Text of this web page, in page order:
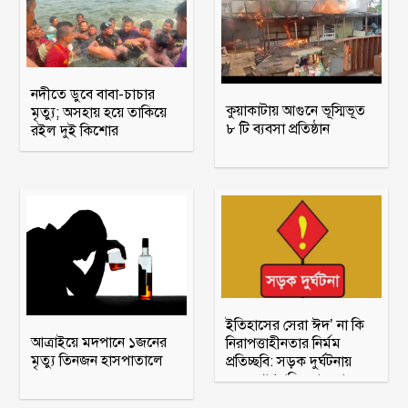
নদীতে ডুবে বাবা-চাচার
মৃত্যু; অসহায় হয়ে তাকিয়ে
রইল দুই কিশোর
কুয়াকাটায় আগুনে ভূস্মিভূত
৮ টি ব্যবসা প্রতিষ্ঠান
আত্রাইয়ে মদপানে ১জনের
মৃত্যু তিনজন হাসপাতালে
ইতিহাসের সেরা ঈদ’ না কি
নিরাপত্তাহীনতার নির্মম
প্রতিচ্ছবি: সড়ক দুর্ঘটনায়
২৭৪ প্রাণহানির দায় কা